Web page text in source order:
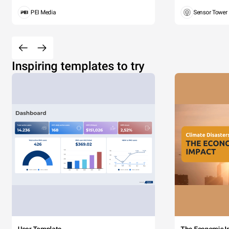
PEI Media Sensor Tower
Inspiring templates to try